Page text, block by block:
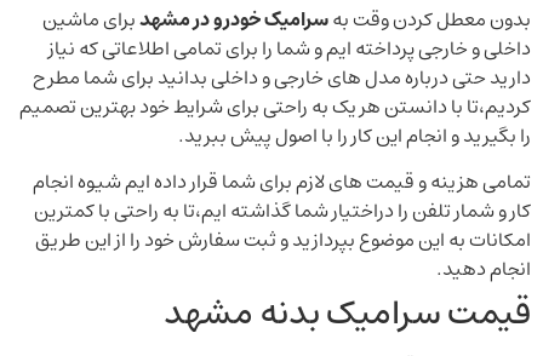
بدون معطل کردن وقت بهسرامیک خودرو در مشهدبرای ماشین
داخلی و خارجی پرداخته ایم و شما را برای تمامی اطلاعاتی که نیاز
دارید حتی درباره مدل های خارجی و داخلی بدانید برای شما مطرح
کردیم،تا با دانستن هر یک به راحتی برای شرایط خود بهترین تصمیم
را بگیرید و انجام این کار را با اصول پیش ببرید.
تمامی هزینه و قیمت های لازم برای شما قرار داده ایم شیوه انجام
کار و شمار تلفن را دراختیار شما گذاشته ایم،تا به راحتی با کمترین
امکانات به این موضوع بپردازید و ثبت سفارش خود را از این طریق
انجام دهید.
قیمت سرامیک بدنه مشهد